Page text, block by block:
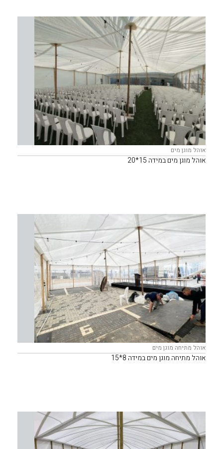
אוהל מוגן מים
אוהל מוגן מים במידה 15*20
אוהל מתיחה מוגן מים
אוהל מתיחה מוגן מים במידה 8*15